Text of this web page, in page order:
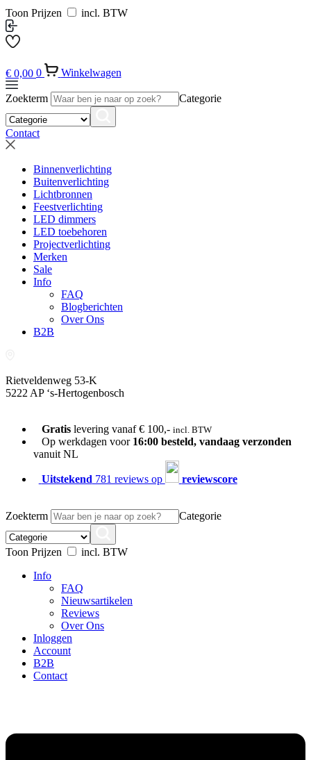
Toon Prijzen incl. BTW
€ 0,00 0 Winkelwagen
Zoekterm Categorie
Contact
Binnenverlichting
Buitenverlichting
Lichtbronnen
Feestverlichting
LED dimmers
LED toebehoren
Projectverlichting
Merken
Sale
Info
FAQ
Blogberichten
Over Ons
B2B
Rietveldenweg 53-K
5222 AP ‘s-Hertogenbosch
Gratislevering vanaf € 100,- incl. BTW
Op werkdagen voor 16:00 besteld, vandaag verzonden
vanuit NL
Uitstekend 781 reviews op reviewscore
Zoekterm Categorie
Toon Prijzen
incl. BTW
Info
FAQ
Nieuwsartikelen
Reviews
Over Ons
Inloggen
Account
B2B
Contact